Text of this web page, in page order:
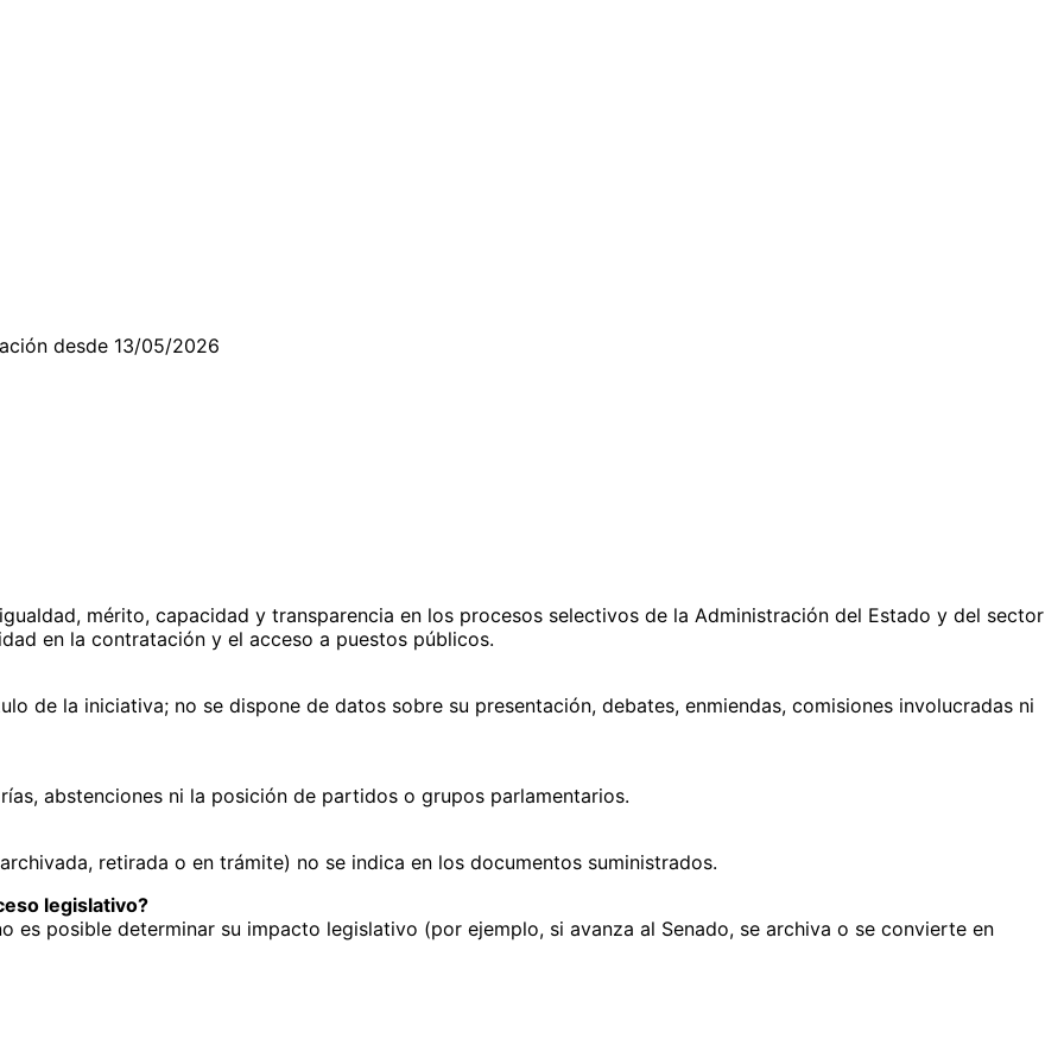
desde 13/05/2026
mérito, capacidad y transparencia en los procesos selectivos de la Administración del Estado y del sector
en la contratación y el acceso a puestos públicos.
de la iniciativa; no se dispone de datos sobre su presentación, debates, enmiendas, comisiones involucradas ni
abstenciones ni la posición de partidos o grupos parlamentarios.
retirada o en trámite) no se indica en los documentos suministrados.
legislativo?
es posible determinar su impacto legislativo (por ejemplo, si avanza al Senado, se archiva o se convierte en